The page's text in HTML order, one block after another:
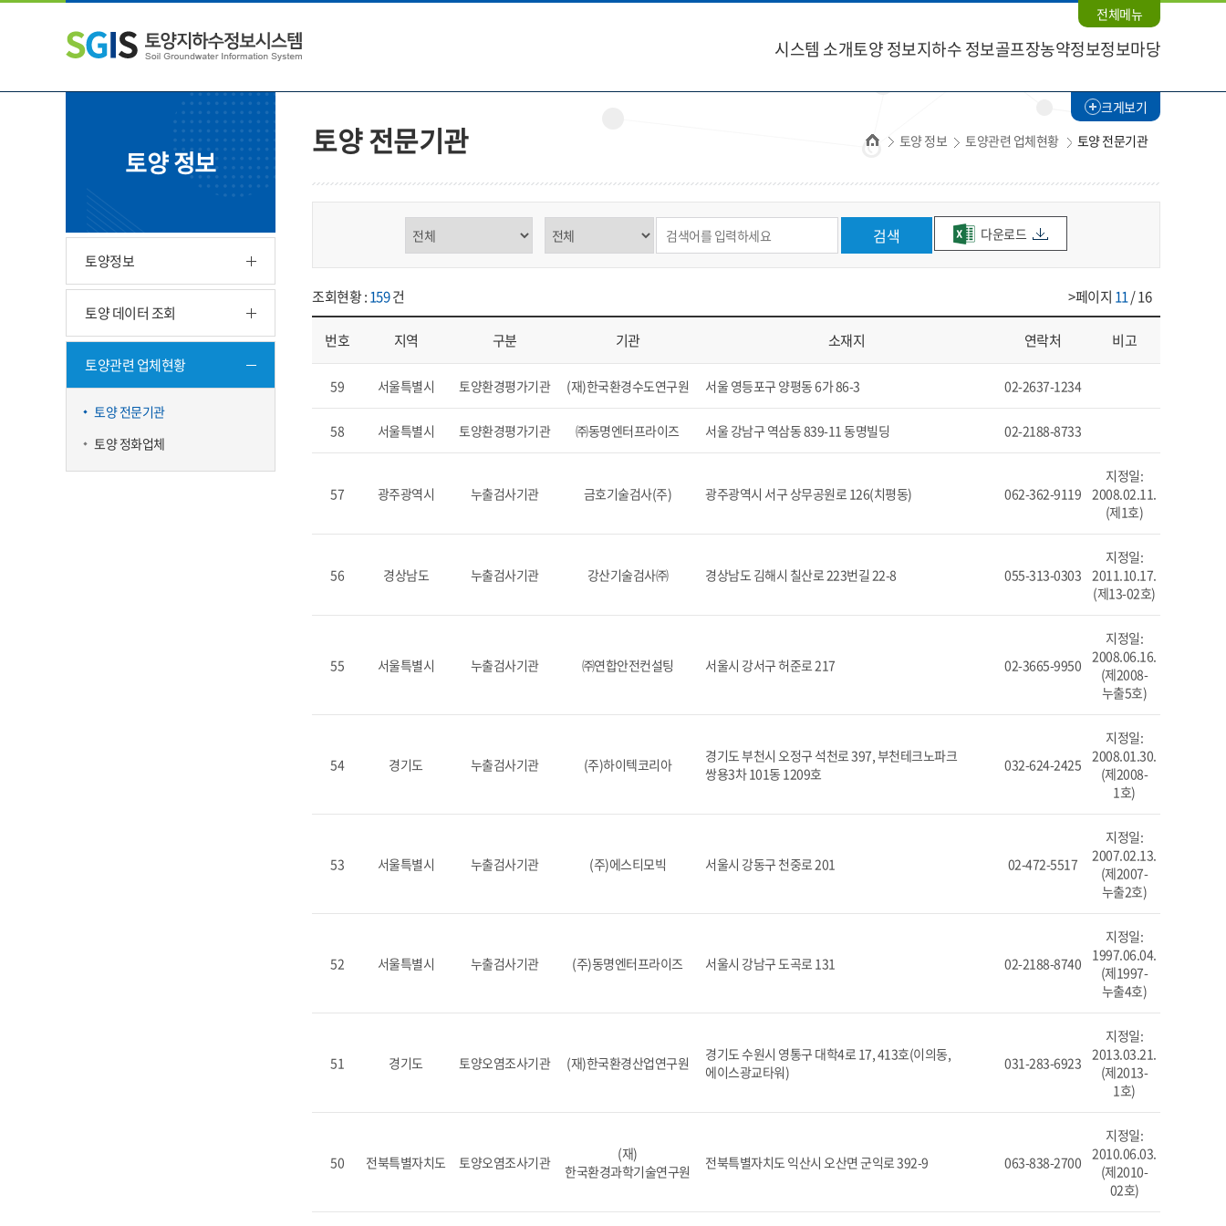
시스템 소개토양 정보지하수 정보골프장농약정보정보마당
전체메뉴
토양 정보
토양정보
토양 데이터 조회
토양관련 업체현황
토양 전문기관
토양 정화업체
토양 전문기관 홈 토양 정보 토양관련 업체현황 토양 전문기관
크게보기
검색 다운로드
조회현황 :159건 >페이지 11/ 16
번호 지역 구분 기관 소재지 연락처 비고
59 서울특별시 토양환경평가기관 (재)한국환경수도연구원 서울 영등포구 양평동 6가 86-3 02-2637-1234
58 서울특별시 토양환경평가기관 ㈜동명엔터프라이즈 서울 강남구 역삼동 839-11 동명빌딩 02-2188-8733
57 광주광역시 누출검사기관 금호기술검사(주) 광주광역시 서구 상무공원로 126(치평동) 062-362-9119
지정일:
2008.02.11.
(제1호)
56 경상남도 누출검사기관 강산기술검사㈜ 경상남도 김해시 칠산로 223번길 22-8 055-313-0303
지정일:
2011.10.17.
(제13-02호)
55 서울특별시 누출검사기관 ㈜연합안전컨설팅 서울시 강서구 허준로 217 02-3665-9950
지정일:
2008.06.16.
(제2008-
누출5호)
54 경기도 누출검사기관 (주)하이텍코리아
경기도 부천시 오정구 석천로 397, 부천테크노파크
쌍용3차 101동 1209호
032-624-2425
지정일:
2008.01.30.
(제2008-
1호)
53 서울특별시 누출검사기관 (주)에스티모빅 서울시 강동구 천중로 201 02-472-5517
지정일:
2007.02.13.
(제2007-
누출2호)
52 서울특별시 누출검사기관 (주)동명엔터프라이즈 서울시 강남구 도곡로 131 02-2188-8740
지정일:
1997.06.04.
(제1997-
누출4호)
51 경기도 토양오염조사기관 (재)한국환경산업연구원
경기도 수원시 영통구 대학4로 17, 413호(이의동,
에이스광교타워)
031-283-6923
지정일:
2013.03.21.
(제2013-
1호)
50 전북특별자치도 토양오염조사기관
(재)
한국환경과학기술연구원
전북특별자치도 익산시 오산면 군익로 392-9 063-838-2700
지정일:
2010.06.03.
(제2010-
02호)